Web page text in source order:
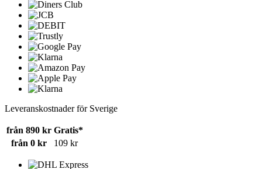
Leveranskostnader för Sverige
från 890 kr Gratis*
från 0 kr
109 kr